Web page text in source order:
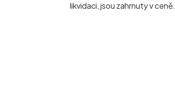
likvidaci, jsou zahrnuty v ceně.